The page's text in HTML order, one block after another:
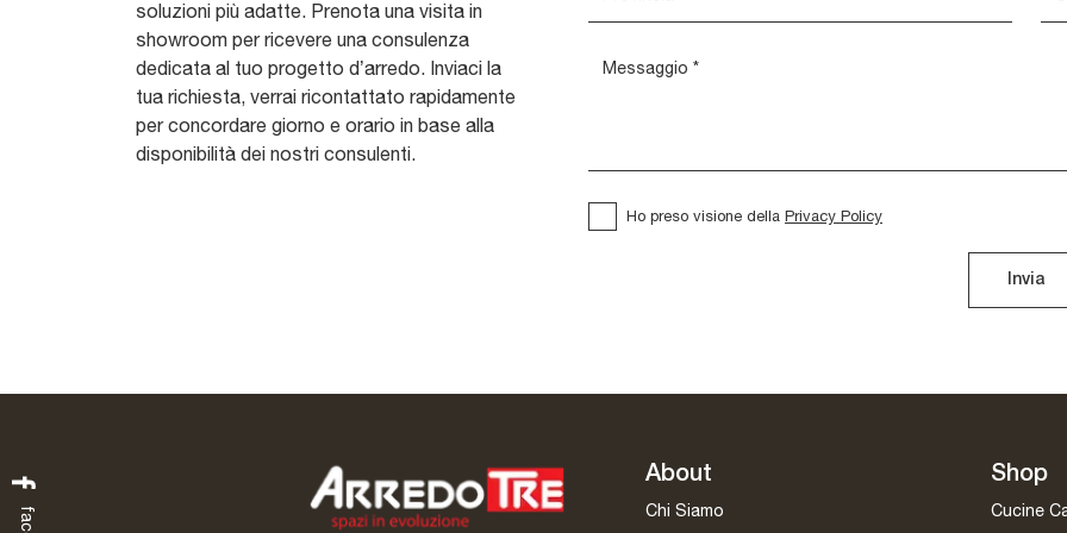
soluzioni più adatte. Prenota una visita in
showroom per ricevere una consulenza
dedicata al tuo progetto d’arredo. Inviaci la
tua richiesta, verrai ricontattato rapidamente
per concordare giorno e orario in base alla
disponibilità dei nostri consulenti.
Ho preso visione della Privacy Policy
Invia
About
Chi Siamo
Shop
Cucine